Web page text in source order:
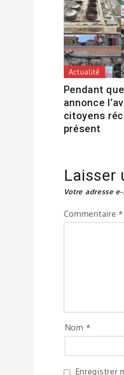
Actualité
Pendant
annonce
citoyens
présent
Laisser
Votre adresse
Commentaire *
Nom *
Enregistrer